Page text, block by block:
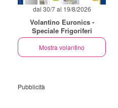
dal 30/7 al 19/8/2026
Volantino Euronics -
Speciale Frigoriferi
Mostra volantino
Pubblicità